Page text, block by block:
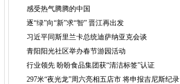
感受热气腾腾的中国
逐“绿”向“新”求“智” 晋江再出发
习近平同斯里兰卡总统迪萨纳亚克会谈
青阳阳光社区举办春节游园活动
行业领先 盼盼食品集团获“清洁标签”认证
297米“夜光龙”周六亮相五店市 将申报吉尼斯纪录